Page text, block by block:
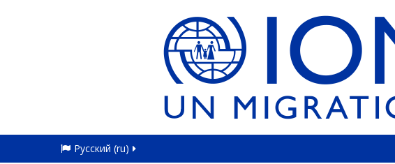
Русский ‎(ru)‎